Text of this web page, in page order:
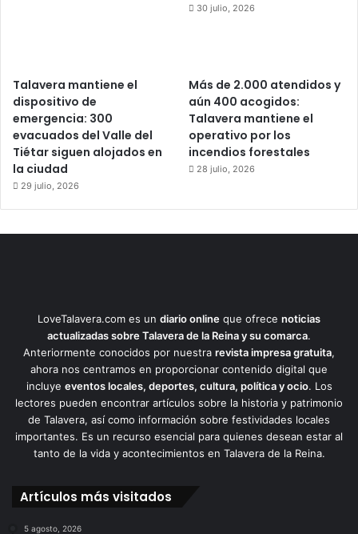
30 julio, 2026
Talavera mantiene el
dispositivo de
emergencia: 300
evacuados del Valle del
Tiétar siguen alojados en
la ciudad
29 julio, 2026
Más de 2.000 atendidos y
aún 400 acogidos:
Talavera mantiene el
operativo por los
incendios forestales
28 julio, 2026
LoveTalavera.com es un diario online que ofrece noticias
actualizadas sobre Talavera de la Reina y su comarca.
Anteriormente conocidos por nuestra revista impresa gratuita,
ahora nos centramos en proporcionar contenido digital que
incluye eventos locales, deportes, cultura, política y ocio. Los
lectores pueden encontrar artículos sobre la historia y patrimonio
de Talavera, así como información sobre festividades locales
importantes. Es un recurso esencial para quienes desean estar al
tanto de la vida y acontecimientos en Talavera de la Reina.
Artículos más visitados
5 agosto, 2026